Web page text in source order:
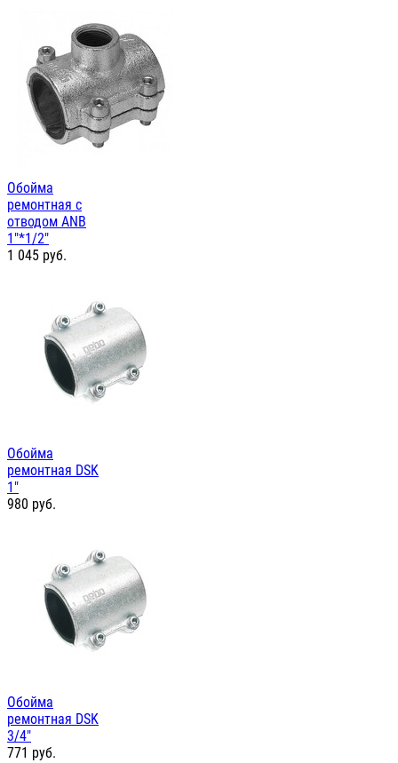
Обойма
ремонтная с
отводом ANB
1"*1/2"
1 045 руб.
Обойма
ремонтная DSK
1"
980 руб.
Обойма
ремонтная DSK
3/4"
771 руб.